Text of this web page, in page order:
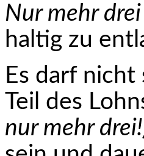
Nur mehr
haltig zu
Es darf
Teil des
nur mehr